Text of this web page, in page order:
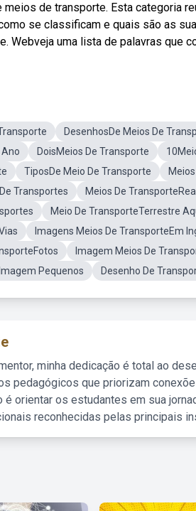
de transporte. Esta categoria
se classificam e quais são as
Webveja uma lista de palavras que
DesenhosDe Meios De
DoisMeios De Transporte
TiposDe Meio De Transporte
Transportes
Meios De
Meio De TransporteTerrestre
Imagens Meios De TransporteEm
Imagem Meios De
Pequenos
Desenho De
minha dedicação é total ao
pedagógicos que priorizam
é orientar os estudantes em sua
reconhecidas pelas principais